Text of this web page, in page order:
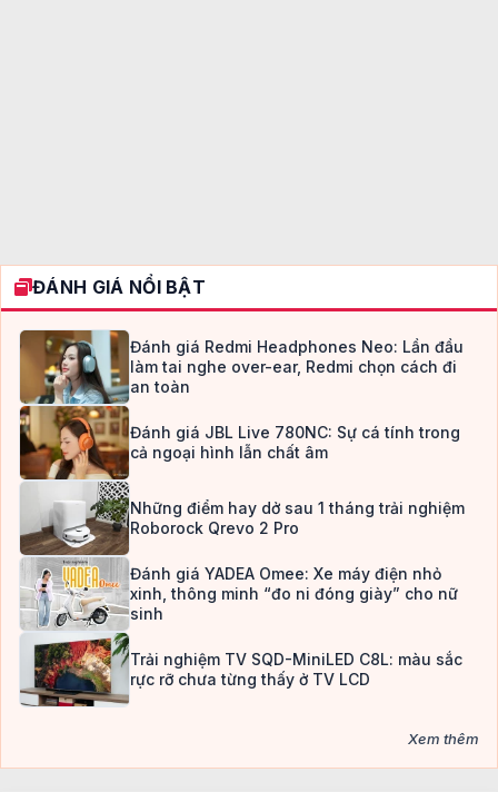
ĐÁNH GIÁ NỔI BẬT
Đánh giá Redmi Headphones Neo: Lần đầu
làm tai nghe over-ear, Redmi chọn cách đi
an toàn
Đánh giá JBL Live 780NC: Sự cá tính trong
cả ngoại hình lẫn chất âm
Những điểm hay dở sau 1 tháng trải nghiệm
Roborock Qrevo 2 Pro
Đánh giá YADEA Omee: Xe máy điện nhỏ
xinh, thông minh “đo ni đóng giày” cho nữ
sinh
Trải nghiệm TV SQD-MiniLED C8L: màu sắc
rực rỡ chưa từng thấy ở TV LCD
Xem thêm